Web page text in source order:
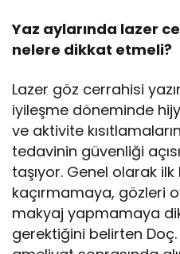
Yaz aylarında lazer
nelere dikkat etmeli?
Lazer göz cerrahisi
iyileşme döneminde
ve aktivite
tedavinin güvenliği
taşıyor. Genel olarak
kaçırmamaya, gözleri
makyaj yapmamaya
gerektiğini belirten Doç.